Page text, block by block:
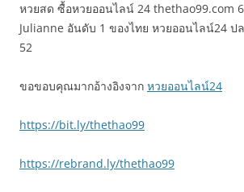
หวยสด ซื้อหวยออนไลน์ 24 thethao99.com
Julianne อันดับ 1 ของไทย หวยออนไลน์24 ป
52
ขอขอบคุณมากอ้างอิงจาก หวยออนไลน์24
https://bit.ly/thethao99
https://rebrand.ly/thethao99